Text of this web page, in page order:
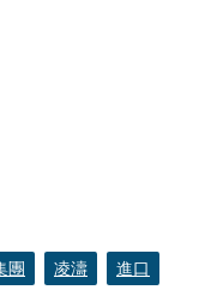
團 凌濤
進口